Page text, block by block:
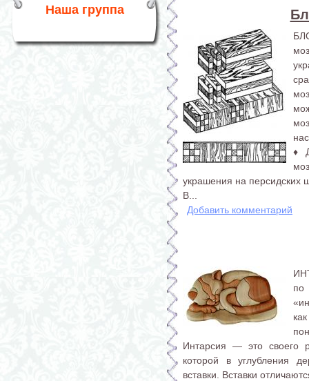
Наша группа
♦
украшения на персидских
В...
Добавить комментарий
по
Интарсия — это своего
которой в углубления
вставки. Вставки